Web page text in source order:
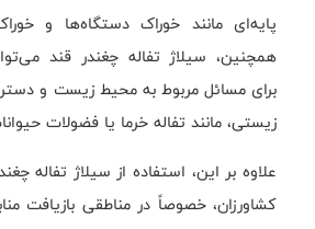
پایه‌ای مانند خوراک دستگاه‌ها و
همچنین، سیلاژ تفاله چغندر قند
برای مسائل مربوط به محیط زیست و
زیستی، مانند تفاله خرما یا فضولات
علاوه بر این، استفاده از سیلاژ تفاله
کشاورزان، خصوصاً در مناطقی بازیافت